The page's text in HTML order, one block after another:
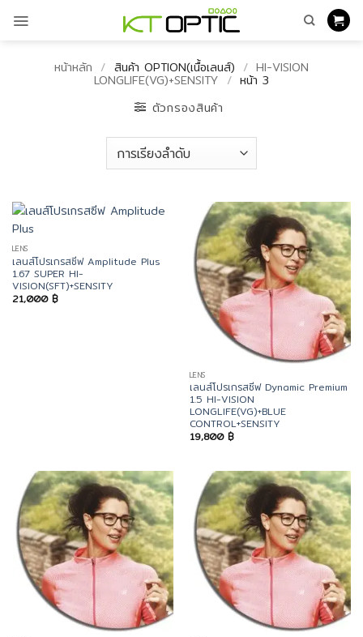
หน้าหลัก / สินค้า OPTION(เนื้อเลนส์) / HI-VISION
LONGLIFE(VG)+SENSITY / หน้า 3
ตัวกรองสินค้า
LENS
เลนส์โปรเกรสซีฟ Amplitude Plus
1.67 SUPER HI-
VISION(SFT)+SENSITY
21,000 ฿
LENS
เลนส์โปรเกรสซีฟ Dynamic Premium
1.5 HI-VISION
LONGLIFE(VG)+BLUE
CONTROL+SENSITY
19,800 ฿